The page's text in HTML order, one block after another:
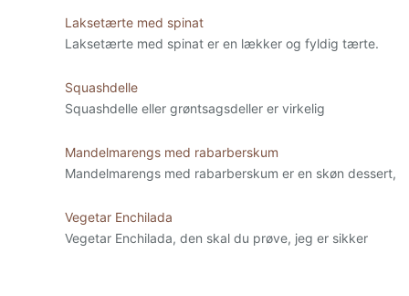
Laksetærte med spinat
Laksetærte med spinat er en lækker og fyldig tærte.
Squashdelle
Squashdelle eller grøntsagsdeller er virkelig
Mandelmarengs med rabarberskum
Mandelmarengs med rabarberskum er en skøn dessert,
Vegetar Enchilada
Vegetar Enchilada, den skal du prøve, jeg er sikker